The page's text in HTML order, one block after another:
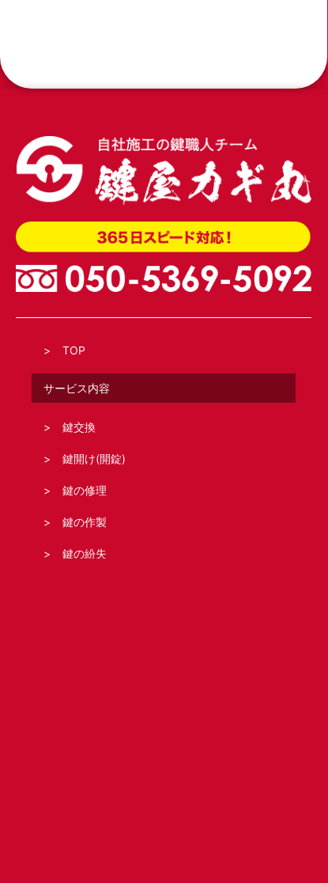
4600に加工交換
2026.04.02
玄関引き戸のトステム錠でKH-208を交換
TOP
サービス内容
鍵交換
鍵開け(開錠)
鍵の修理
鍵の作製
鍵の紛失